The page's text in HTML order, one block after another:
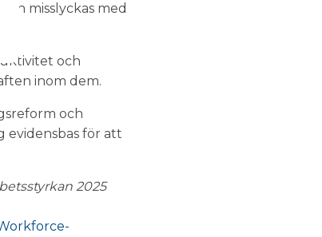
misslyckas med
och
inom dem.
och
evidensbas för att
2025